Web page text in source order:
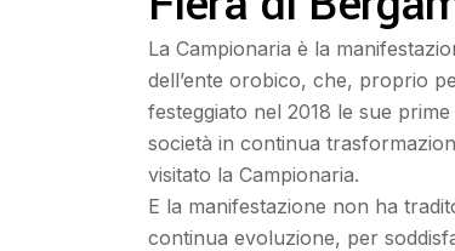
La Campionaria è la
dell’ente orobico, che, proprio
festeggiato nel 2018 le sue
società in continua
visitato la Campionaria.
E la manifestazione non ha
continua evoluzione, per